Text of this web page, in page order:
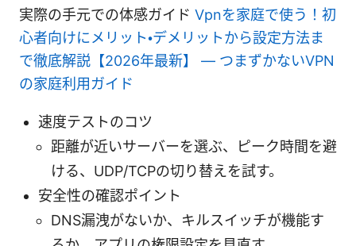
実際の手元での体感ガイド Vpnを家庭で使う！初
心者向けにメリット・デメリットから設定方法ま
で徹底解説【2026年最新】 — つまずかないVPN
の家庭利用ガイド
速度テストのコツ
距離が近いサーバーを選ぶ、ピーク時間を避
ける、UDP/TCPの切り替えを試す。
安全性の確認ポイント
DNS漏洩がないか、キルスイッチが機能す